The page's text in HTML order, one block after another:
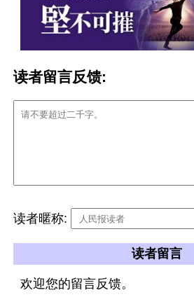
读者留言反馈:
读者暱称:
读者留言
欢迎您的留言反馈。